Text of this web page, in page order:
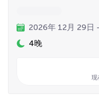
2026年 12月 29日
4晚
现